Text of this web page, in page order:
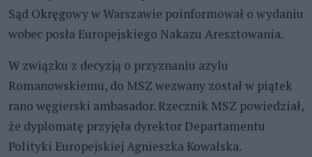
Sąd Okręgowy w Warszawie poinformował o wydaniu
wobec posła Europejskiego Nakazu Aresztowania.
W związku z decyzją o przyznaniu azylu
Romanowskiemu, do MSZ wezwany został w piątek
rano węgierski ambasador. Rzecznik MSZ powiedział,
że dyplomatę przyjęła dyrektor Departamentu
Polityki Europejskiej Agnieszka Kowalska.